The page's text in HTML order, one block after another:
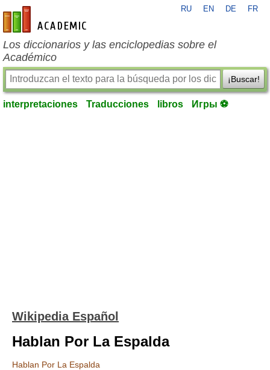
es-academic.com
RU EN DE FR
Los diccionarios y las enciclopedias sobre el
Académico
¡Buscar!
interpretaciones Traducciones libros Игры ⚽
Wikipedia Español
Hablan Por La Espalda
Hablan Por La Espalda